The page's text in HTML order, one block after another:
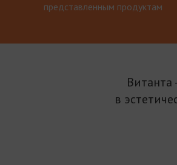
представленным продуктам
в